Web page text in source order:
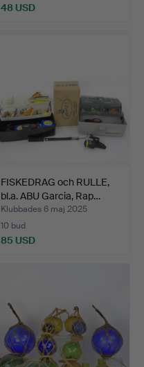
48 USD
FISKEDRAG och RULLE,
bl.a. ABU Garcia, Rap…
Klubbades 6 maj 2025
10 bud
85 USD